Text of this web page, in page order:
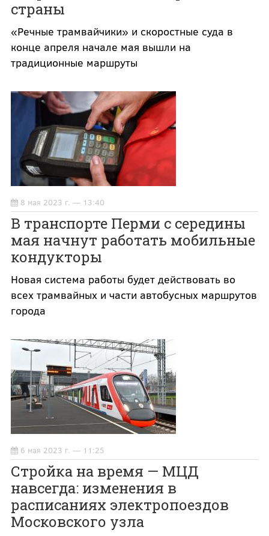
страны
«Речные трамвайчики» и скоростные суда в
конце апреля начале мая вышли на
традиционные маршруты
8 мая 2023 г. — 13:40
В транспорте Перми с середины
мая начнут работать мобильные
кондукторы
Новая система работы будет действовать во
всех трамвайных и части автобусных маршрутов
города
6 мая 2023 г. — 11:25
Стройка на время — МЦД
навсегда: изменения в
расписаниях электропоездов
Московского узла